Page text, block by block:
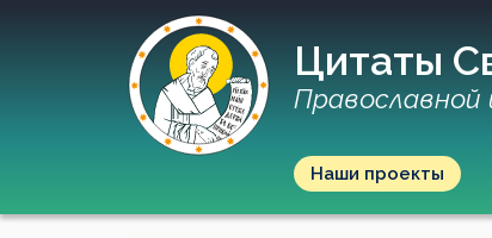
Цитаты
Православной
Наши проекты